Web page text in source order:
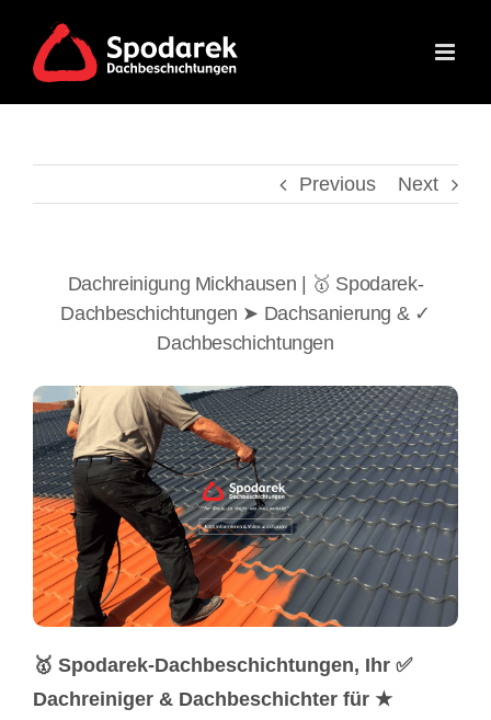
content
Previous Next
Dachreinigung Mickhausen | 🥇 Spodarek-
Dachbeschichtungen ➤ Dachsanierung & ✓
Dachbeschichtungen
🥇 Spodarek-Dachbeschichtungen, Ihr ✅
Dachreiniger & Dachbeschichter für ★